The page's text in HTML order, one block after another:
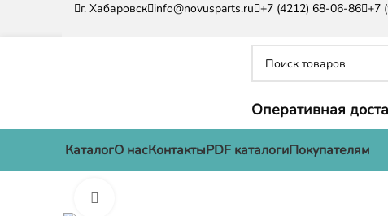
г. Хабаровск info@novusparts.ru +7 (4212) 68-06-86 +7
Оперативная
КаталогО насКонтактыPDF каталогиПокупателям